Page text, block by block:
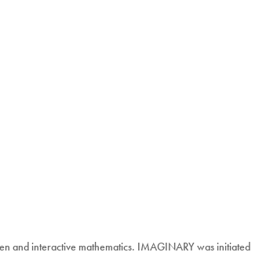
and interactive mathematics. IMAGINARY was initiated